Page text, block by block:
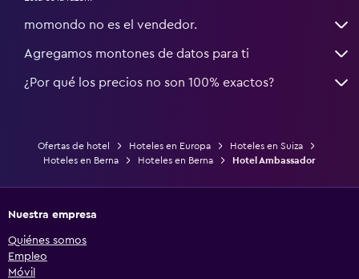
momondo no es el vendedor.
Agregamos montones de datos para ti
¿Por qué los precios no son 100% exactos?
Ofertas de hotel Hoteles en Europa
Hoteles en Suiza
Hoteles en Berna
Hoteles en Berna Hotel Ambassador
Nuestra empresa
Quiénes somos
Empleo
Móvil